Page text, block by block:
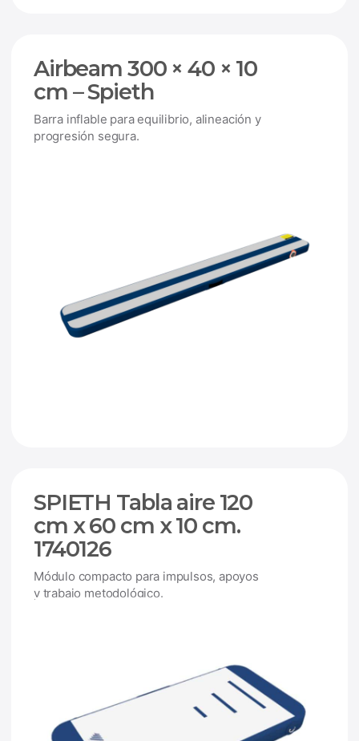
Airbeam 300 × 40 × 10
cm – Spieth
Barra inflable para equilibrio, alineación y
progresión segura.
SPIETH Tabla aire 120
cm x 60 cm x 10 cm.
1740126
Módulo compacto para impulsos, apoyos
y trabajo metodológico.